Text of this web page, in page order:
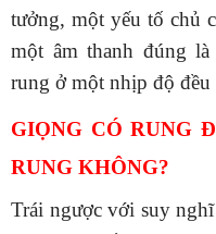
tưởng, một yếu tố chủ
một âm thanh đúng
rung ở một nhịp độ đều
GIỌNG CÓ RUNG
RUNG KHÔNG?
Trái ngược với suy